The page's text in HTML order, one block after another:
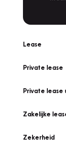
Lease
Private lease
Private lease
Zakelijke
Zekerheid